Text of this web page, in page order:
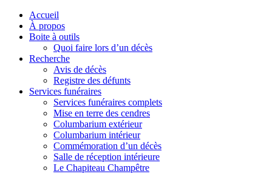
Accueil
À propos
Boite à outils
Quoi faire lors d’un décès
Recherche
Avis de décès
Registre des défunts
Services funéraires
Services funéraires complets
Mise en terre des cendres
Columbarium extérieur
Columbarium intérieur
Commémoration d’un décès
Salle de réception intérieure
Le Chapiteau Champêtre